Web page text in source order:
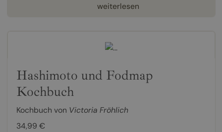
weiterlesen
Hashimoto und Fodmap
Kochbuch
Kochbuch von Victoria Fröhlich
34,99 €